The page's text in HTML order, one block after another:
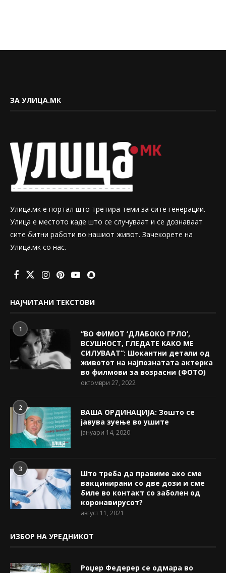
ЗА УЛИЦА.МК
Улица.мк е портал што третира теми за сите генерации.
Улица е местото каде што се случуваат и се дознаваат
сите битни работи во нашиот живот. Зачекорете на
Улица.мк со нас.
НАЈЧИТАНИ ТЕКСТОВИ
1
“ВО ФИМОТ ‘ДЛАБОКО ГРЛО’,
ВСУШНОСТ, ГЛЕДАТЕ КАКО МЕ
СИЛУВААТ“: Шокантни детали од
животот на најпознатата актерка
во филмови за возрасни (ФОТО)
октомври 27, 2022
2
ВАША ОРДИНАЦИЈА: Зошто се
јавува зуење во ушите
јануари 14, 2020
3
Што треба да правиме ако сме
вакцинирани со две дози и сме
биле во контакт со заболен од
коронавирусот?
август 11, 2021
ИЗБОР НА УРЕДНИКОТ
Роџер Федерер се одмара во